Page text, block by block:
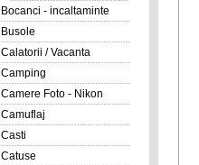
Bocanci - incaltaminte
Busole
Calatorii / Vacanta
Camping
Camere Foto - Nikon
Camuflaj
Casti
Catuse